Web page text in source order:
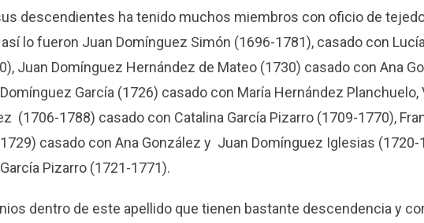
descendientes ha tenido muchos miembros con oficio de
así lo fueron Juan Domínguez Simón (1696-1781), casado con
Juan Domínguez Hernández de Mateo (1730) casado con Ana
García (1726) casado con María Hernández Planchuelo,
(1706-1788) casado con Catalina García Pizarro (1709-1770),
casado con Ana González y Juan Domínguez Iglesias (1720-
Pizarro (1721-1771).
dentro de este apellido que tienen bastante descendencia y